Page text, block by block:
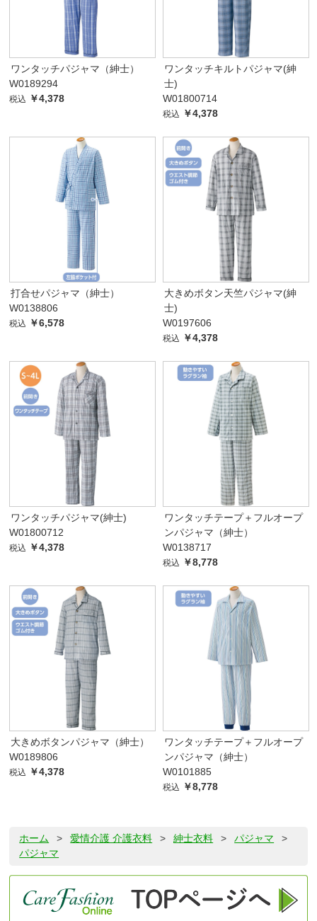
ワンタッチパジャマ（紳士）
W0189294
税込 ￥4,378
ワンタッチキルトパジャマ(紳
士)
W01800714
税込 ￥4,378
打合せパジャマ（紳士）
W0138806
税込 ￥6,578
大きめボタン天竺パジャマ(紳
士)
W0197606
税込 ￥4,378
ワンタッチパジャマ(紳士)
W01800712
税込 ￥4,378
ワンタッチテープ＋フルオープ
ンパジャマ（紳士）
W0138717
税込 ￥8,778
大きめボタンパジャマ（紳士）
W0189806
税込 ￥4,378
ワンタッチテープ＋フルオープ
ンパジャマ（紳士）
W0101885
税込 ￥8,778
ホーム > 愛情介護 介護衣料 > 紳士衣料 > パジャマ
>
パジャマ